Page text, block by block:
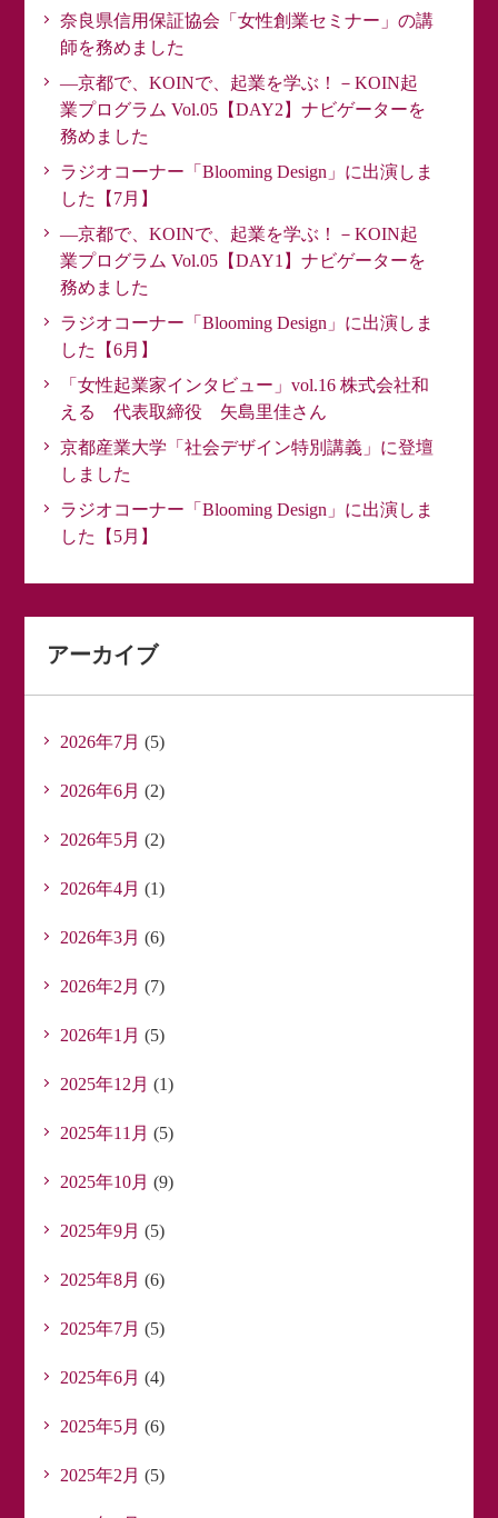
奈良県信用保証協会「女性創業セミナー」の講
師を務めました
―京都で、KOINで、起業を学ぶ！－KOIN起
業プログラム Vol.05【DAY2】ナビゲーターを
務めました
ラジオコーナー「Blooming Design」に出演しま
した【7月】
―京都で、KOINで、起業を学ぶ！－KOIN起
業プログラム Vol.05【DAY1】ナビゲーターを
務めました
ラジオコーナー「Blooming Design」に出演しま
した【6月】
「女性起業家インタビュー」vol.16 株式会社和
える 代表取締役 矢島里佳さん
京都産業大学「社会デザイン特別講義」に登壇
しました
ラジオコーナー「Blooming Design」に出演しま
した【5月】
アーカイブ
2026年7月 (5)
2026年6月 (2)
2026年5月 (2)
2026年4月 (1)
2026年3月 (6)
2026年2月 (7)
2026年1月 (5)
2025年12月 (1)
2025年11月 (5)
2025年10月 (9)
2025年9月 (5)
2025年8月 (6)
2025年7月 (5)
2025年6月 (4)
2025年5月 (6)
2025年2月 (5)